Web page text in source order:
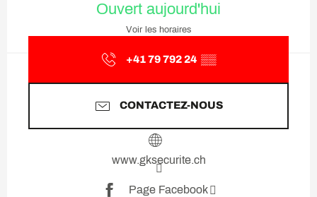
Ouvert aujourd'hui
Voir les horaires
+41 79 792 24 ▒▒
CONTACTEZ-NOUS
www.gksecurite.ch
Page Facebook